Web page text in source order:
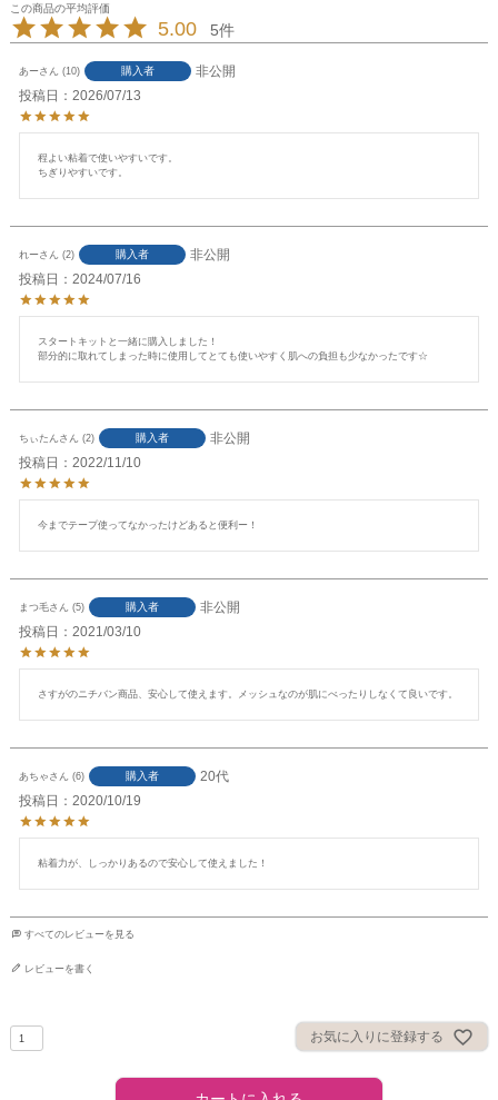
5.00 5
あー 10 購入者
非公開
投稿日
2026/07/13
程よい粘着で使いやすいです。
ちぎりやすいです。
れー 2 購入者
非公開
投稿日
2024/07/16
スタートキットと一緒に購入しました！
部分的に取れてしまった時に使用してとても使いやすく肌への負担も少なかったです☆
ちぃたん 2 購入者
非公開
投稿日
2022/11/10
今までテープ使ってなかったけどあると便利ー！
まつ毛 5 購入者
非公開
投稿日
2021/03/10
さすがのニチバン商品、安心して使えます。メッシュなのが肌にべったりしなくて良いです。
あちゃ 6 購入者
20代
投稿日
2020/10/19
粘着力が、しっかりあるので安心して使えました！
すべてのレビューを見る
レビューを書く
お気に入りに登録する